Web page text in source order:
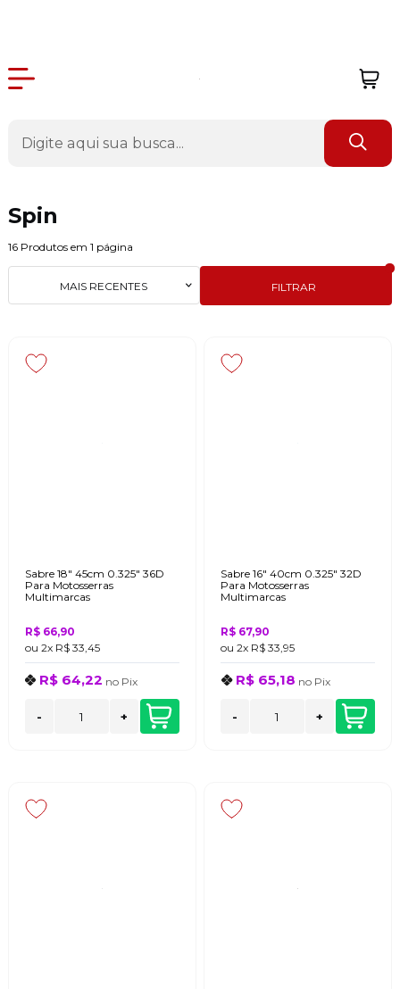
Spin
16 Produtos em 1 página
FILTRAR
MAIS RECENTES
Sabre 18" 45cm 0.325" 36D
Para Motosserras
Multimarcas
R$ 66,90
ou 2x R$ 33,45
R$ 64,22 no Pix
- +
Sabre 16" 40cm 0.325" 32D
Para Motosserras
Multimarcas
R$ 67,90
ou 2x R$ 33,95
R$ 65,18 no Pix
- +